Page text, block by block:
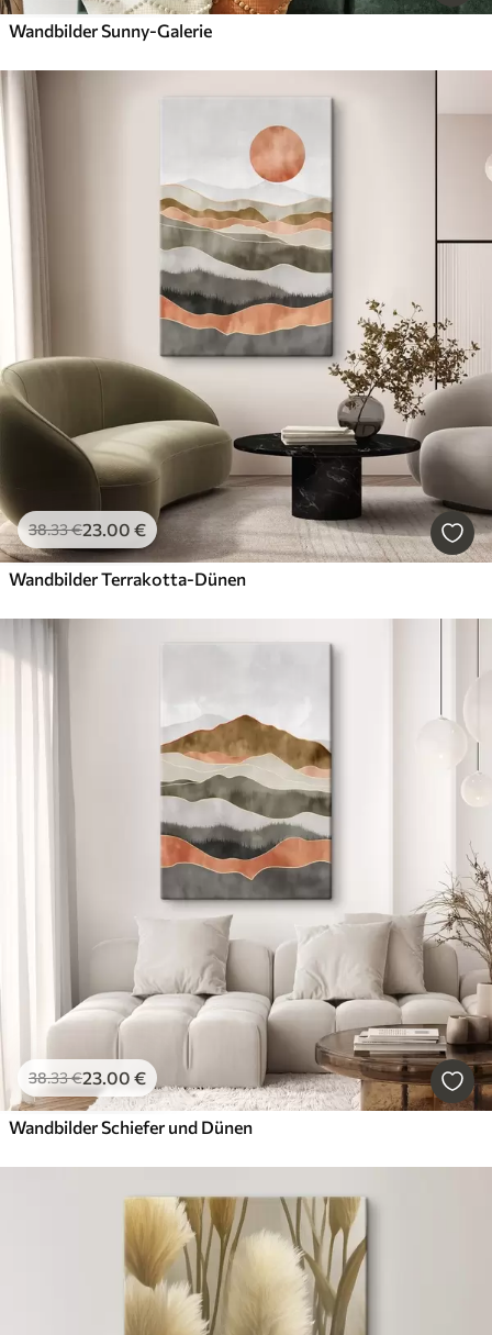
Wandbilder Sunny-Galerie
38.33€23.00 €
Wandbilder Terrakotta-Dünen
38.33€23.00 €
Wandbilder Schiefer und Dünen